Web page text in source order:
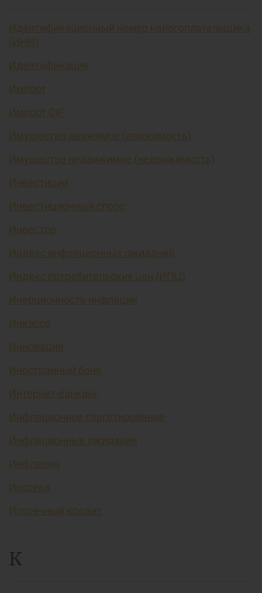
Идентификационный номер налогоплательщика
(ИНН)
Идентификация
Импорт
Импорт CIF
Имущество движимое (движимость)
Имущество недвижимое (недвижимость)
Инвестиции
Инвестиционный спрос
Инвестор
Индекс инфляционных ожиданий
Индекс потребительских цен (ИПЦ)
Инерционность инфляции
Инкассо
Инновация
Иностранный банк
Интернет-банкинг
Инфляционное таргетирование
Инфляционные ожидания
Инфляция
Ипотека
Ипотечный кредит
К